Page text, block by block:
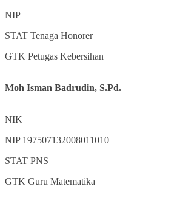
NIP
STAT Tenaga Honorer
GTK Petugas Kebersihan
Moh Isman Badrudin, S.Pd.
NIK
NIP 197507132008011010
STAT PNS
GTK Guru Matematika